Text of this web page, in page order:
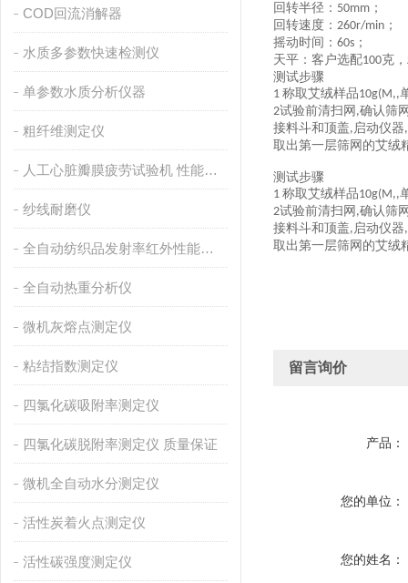
COD回流消解器
水质多参数快速检测仪
单参数水质分析仪器
粗纤维测定仪
人工心脏瓣膜疲劳试验机 性能稳定
纱线耐磨仪
全自动纺织品发射率红外性能分析
全自动热重分析仪
微机灰熔点测定仪
粘结指数测定仪
四氯化碳吸附率测定仪
四氯化碳脱附率测定仪 质量保证
微机全自动水分测定仪
活性炭着火点测定仪
活性碳强度测定仪
回转半径： 50mm ；
回转速度： 260r/min ；
摇动时间 ： 60s ；
天平：客户选配100克
测试步骤
1 称取艾绒样品10g(M,,
2试验前清扫网 ,确认筛
接料斗和顶盖, 启动仪器,
取出第一层筛网的艾绒
测试步骤
1 称取艾绒样品10g(M,,
2试验前清扫网 ,确认筛
接料斗和顶盖, 启动仪器,
取出第一层筛网的艾绒
留言询价
产品：
您的单位：
您的姓名：